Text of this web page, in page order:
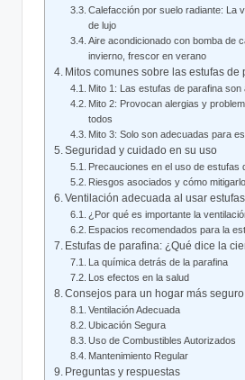
Calefacción por suelo radiante:‌ La
de lujo
Aire acondicionado ⁣con bomba de
invierno,⁢ frescor‌ en verano
Mitos comunes sobre las estufas de
Mito 1: Las estufas de parafina son
Mito 2: Provocan alergias y
todos
Mito 3: Solo son adecuadas para
Seguridad y cuidado en su uso
Precauciones ‍en ⁣el uso de estufas
Riesgos asociados y cómo
Ventilación adecuada al usar estufas
¿Por qué ⁤es importante la
Espacios recomendados para la
Estufas de parafina: ¿Qué dice la
La química detrás‍ de la parafina
Los efectos en la salud
Consejos para un hogar más‍ seguro
Ventilación‌ Adecuada
Ubicación Segura
Uso de Combustibles Autorizados
Mantenimiento Regular
Preguntas ‌y respuestas